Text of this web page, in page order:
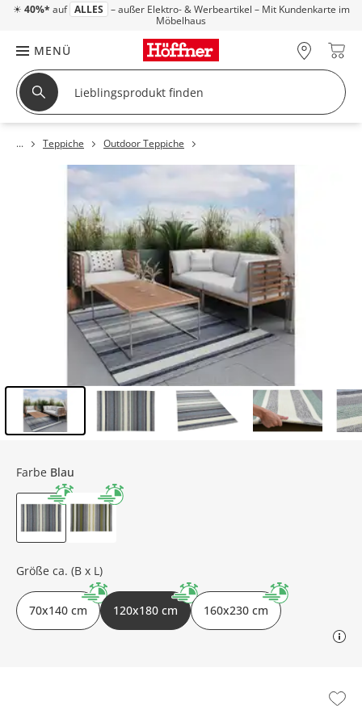
☀ 40%* auf ALLES – außer Elektro- & Werbeartikel – Mit Kundenkarte im
Möbelhaus
MENÜ
Teppiche Outdoor Teppiche
Farbe Blau
Größe ca. (B x L)
70x140 cm 120x180 cm 160x230 cm